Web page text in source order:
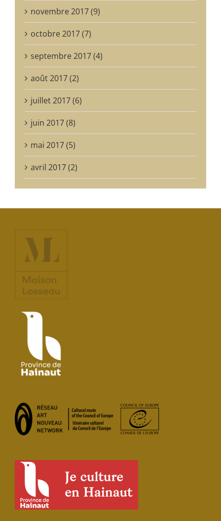
novembre 2017 (9)
octobre 2017 (7)
septembre 2017 (4)
août 2017 (2)
juillet 2017 (6)
juin 2017 (8)
mai 2017 (5)
avril 2017 (2)